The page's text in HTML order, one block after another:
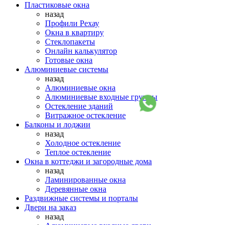
Пластиковые окна
назад
Профили Рехау
Окна в квартиру
Стеклопакеты
Онлайн калькулятор
Готовые окна
Алюминиевые системы
назад
Алюминиевые окна
Алюминиевые входные группы
Остекление зданий
Витражное остекление
Балконы и лоджии
назад
Холодное остекление
Теплое остекление
Окна в коттеджи и загородные дома
назад
Ламинированные окна
Деревянные окна
Раздвижные системы и порталы
Двери на заказ
назад